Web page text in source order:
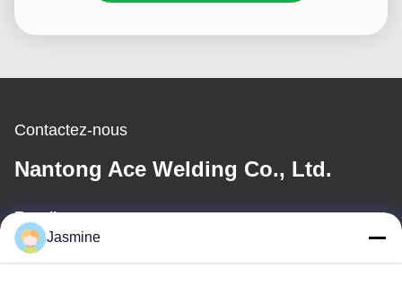
Contactez-nous
Nantong Ace Welding Co., Ltd.
E-mail
Jasmine